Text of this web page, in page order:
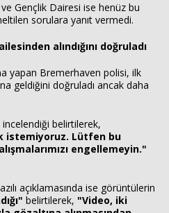
Gençlik Dairesi ise henüz bu
sorulara yanıt vermedi.
alındığını doğruladı
yapan Bremerhaven polisi, ilk
geldiğini doğruladı ancak daha
incelendiği belirtilerek,
istemiyoruz. Lütfen bu
engellemeyin."
açıklamasında ise görüntülerin
belirtilerek, "Video, iki